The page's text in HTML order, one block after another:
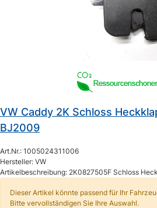
VW Caddy 2K Schloss
BJ2009
Art.Nr.: 1005024311006
Hersteller: VW
Artikelbeschreibung: 2K0827505F Schloss
Dieser Artikel könnte passend für Ihr
Bitte vervollständigen Sie Ihre Auswahl.